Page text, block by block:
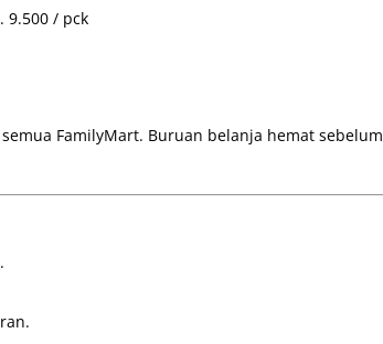
9.500 / pck
FamilyMart. Buruan belanja hemat sebelum